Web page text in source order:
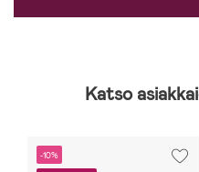
Katso
-10%